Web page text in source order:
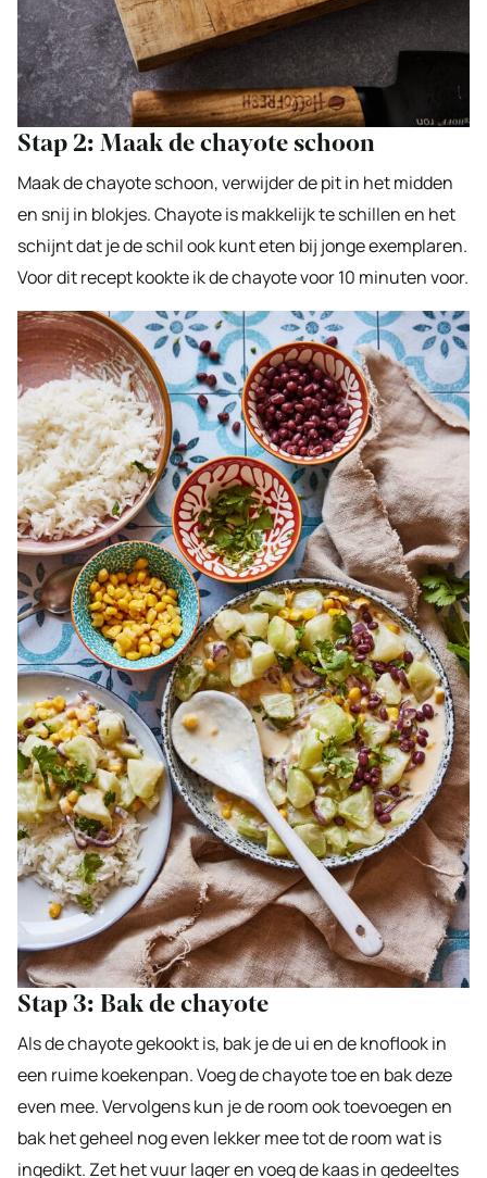
Stap 2: Maak de chayote schoon
Maak de chayote schoon, verwijder de pit in het midden
en snij in blokjes. Chayote is makkelijk te schillen en het
schijnt dat je de schil ook kunt eten bij jonge exemplaren.
Voor dit recept kookte ik de chayote voor 10 minuten voor.
Stap 3: Bak de chayote
Als de chayote gekookt is, bak je de ui en de knoflook in
een ruime koekenpan. Voeg de chayote toe en bak deze
even mee. Vervolgens kun je de room ook toevoegen en
bak het geheel nog even lekker mee tot de room wat is
ingedikt. Zet het vuur lager en voeg de kaas in gedeeltes